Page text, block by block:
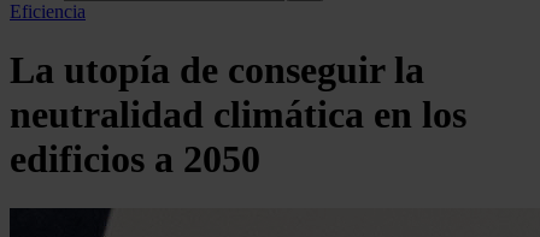
Eficiencia
La utopía de conseguir la
neutralidad climática en los
edificios a 2050